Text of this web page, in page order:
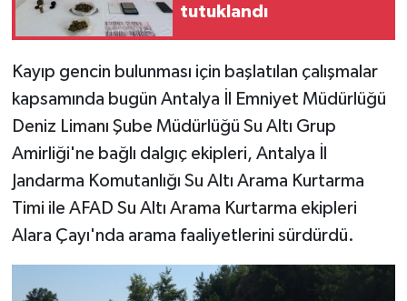
tutuklandı
Kayıp gencin bulunması için başlatılan çalışmalar
kapsamında bugün Antalya İl Emniyet Müdürlüğü
Deniz Limanı Şube Müdürlüğü Su Altı Grup
Amirliği'ne bağlı dalgıç ekipleri, Antalya İl
Jandarma Komutanlığı Su Altı Arama Kurtarma
Timi ile AFAD Su Altı Arama Kurtarma ekipleri
Alara Çayı'nda arama faaliyetlerini sürdürdü.